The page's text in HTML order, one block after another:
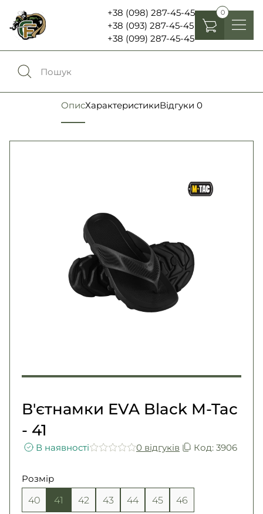
+38 (098) 287-45-45
+38 (093) 287-45-45
+38 (099) 287-45-45
0
Порівняння0
Обране0
UA
Каталог
Повернення та обмін
Ліхтарі , біноклі та елементи живлення
Ножі та мультитули
Шеврони, патчі та нашивки
Фурнітура
ОписХарактеристикиВідгуки 0
В'єтнамки EVA Black M-Tac
- 41
В наявності 0 вiдгукiв Код: 3906
Розмір
40 41 42 43 44 45
46